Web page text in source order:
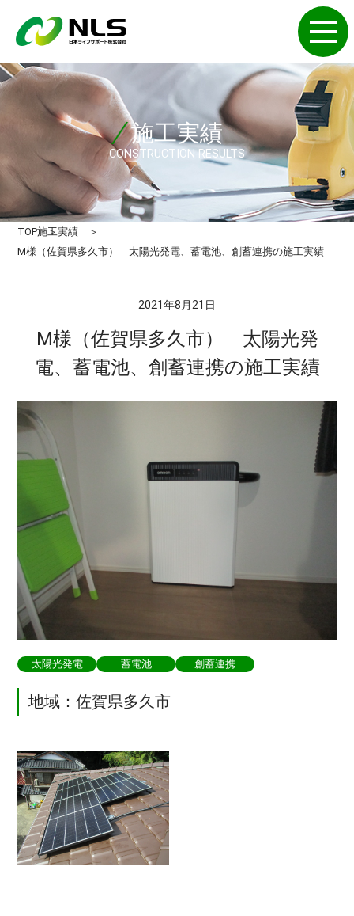
施工実績
CONSTRUCTION RESULTS
TOP施工実績
M様（佐賀県多久市） 太陽光発電、蓄電池、創蓄連携の施工実績
2021年8月21日
M様（佐賀県多久市） 太陽光発
電、蓄電池、創蓄連携の施工実績
太陽光発電 蓄電池 創蓄連携
地域：佐賀県多久市